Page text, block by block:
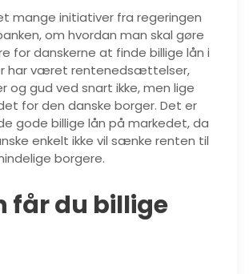
mange initiativer fra regeringen
om hvordan man skal gøre
for danskerne at finde billige lån i
har været rentenedsættelser,
og gud ved snart ikke, men lige
for den danske borger. Det er
gode billige lån på markedet, da
enkelt ikke vil sænke renten til
borgere.
får du billige